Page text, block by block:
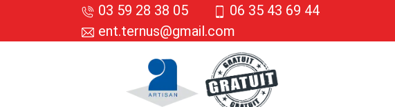
03 59 28 38 05
06 35 43 69 44
ent.ternus@gmail.com